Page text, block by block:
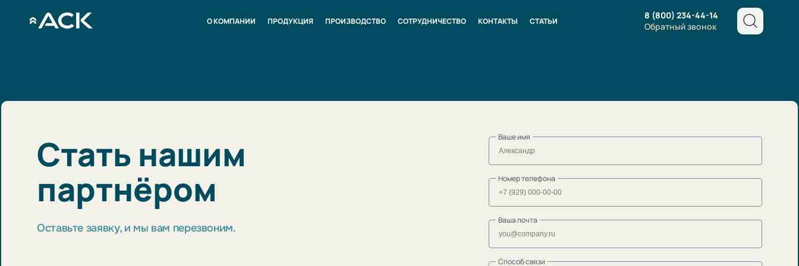
О КОМПАНИИ ПРОДУКЦИЯ ПРОИЗВОДСТВО СОТРУДНИЧЕСТВО КОНТАКТЫ СТАТЬИ
8 (800) 234-44-14
Обратный звонок
Стать нашим
партнёром
Оставьте заявку, и мы вам перезвоним.
Ваше имя
Номер телефона
Ваша почта
Способ связи